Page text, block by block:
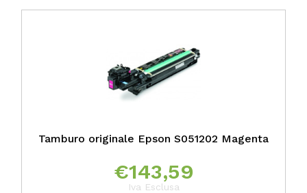
Tamburo originale Epson S051202 Magenta
€143,59
Iva Esclusa